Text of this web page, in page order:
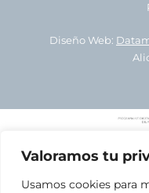
Valoramos tu
Usamos cookies para
Diseño Web: